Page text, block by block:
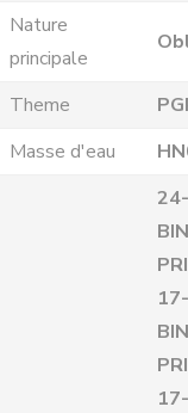
Nature
principale
Theme
Masse d'eau